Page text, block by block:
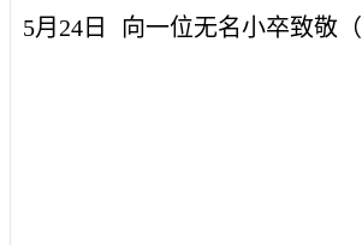
5月24日 向一位无名小卒致敬